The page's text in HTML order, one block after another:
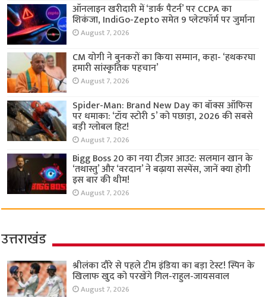
ऑनलाइन खरीदारी में ‘डार्क पैटर्न’ पर CCPA का
शिकंजा, IndiGo-Zepto समेत 9 प्लेटफॉर्म पर जुर्माना
August 7, 2026
CM योगी ने बुनकरों का किया सम्मान, कहा- ‘हथकरघा
हमारी सांस्कृतिक पहचान’
August 7, 2026
Spider-Man: Brand New Day का बॉक्स ऑफिस
पर धमाका: ‘टॉय स्टोरी 5’ को पछाड़ा, 2026 की सबसे
बड़ी ग्लोबल हिट!
August 7, 2026
Bigg Boss 20 का नया टीज़र आउट: सलमान खान के
‘तथास्तु’ और ‘वरदान’ ने बढ़ाया सस्पेंस, जानें क्या होगी
इस बार की थीम!
August 7, 2026
उत्तराखंड
श्रीलंका दौरे से पहले टीम इंडिया का बड़ा टेस्ट! स्पिन के
खिलाफ खुद को परखेंगे गिल-राहुल-जायसवाल
August 7, 2026